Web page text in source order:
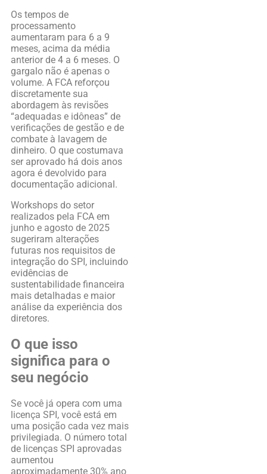
Os tempos de
processamento
aumentaram para 6 a 9
meses, acima da média
anterior de 4 a 6 meses. O
gargalo não é apenas o
volume. A FCA reforçou
discretamente sua
abordagem às revisões
“adequadas e idôneas” de
verificações de gestão e de
combate à lavagem de
dinheiro. O que costumava
ser aprovado há dois anos
agora é devolvido para
documentação adicional.
Workshops do setor
realizados pela FCA em
junho e agosto de 2025
sugeriram alterações
futuras nos requisitos de
integração do SPI, incluindo
evidências de
sustentabilidade financeira
mais detalhadas e maior
análise da experiência dos
diretores.
O que isso
significa para o
seu negócio
Se você já opera com uma
licença SPI, você está em
uma posição cada vez mais
privilegiada. O número total
de licenças SPI aprovadas
aumentou
aproximadamente 30% ano